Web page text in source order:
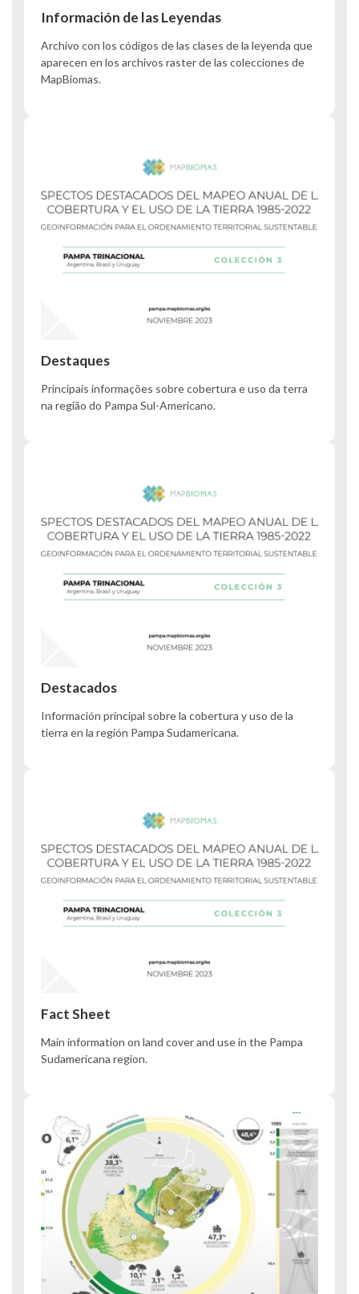
Información de las Leyendas
Archivo con los códigos de las clases de la leyenda que
aparecen en los archivos raster de las colecciones de
MapBiomas.
Destaques
Principais informações sobre cobertura e uso da terra
na região do Pampa Sul-Americano.
Destacados
Información principal sobre la cobertura y uso de la
tierra en la región Pampa Sudamericana.
Fact Sheet
Main information on land cover and use in the Pampa
Sudamericana region.